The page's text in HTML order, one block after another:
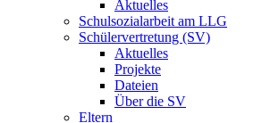
Aktuelles
Schulsozialarbeit am LLG
Schülervertretung (SV)
Aktuelles
Projekte
Dateien
Über die SV
Eltern